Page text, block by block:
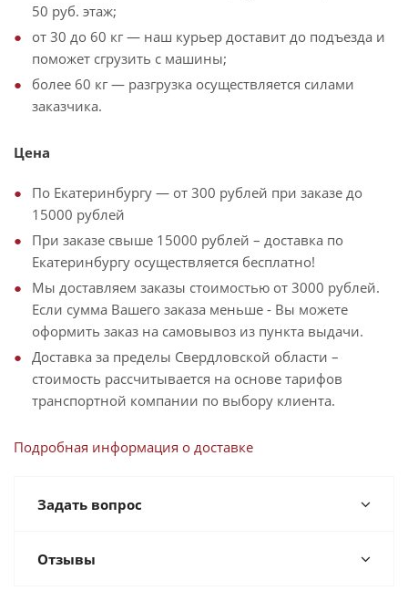
50 руб. этаж;
от 30 до 60 кг — наш курьер доставит до подъезда и
поможет сгрузить с машины;
более 60 кг — разгрузка осуществляется силами
заказчика.
Цена
По Екатеринбургу — от 300 рублей при заказе до
15000 рублей
При заказе свыше 15000 рублей – доставка по
Екатеринбургу осуществляется бесплатно!
Мы доставляем заказы стоимостью от 3000 рублей.
Если сумма Вашего заказа меньше - Вы можете
оформить заказ на самовывоз из пункта выдачи.
Доставка за пределы Свердловской области –
стоимость рассчитывается на основе тарифов
транспортной компании по выбору клиента.
Подробная информация о доставке
Задать вопрос
Отзывы